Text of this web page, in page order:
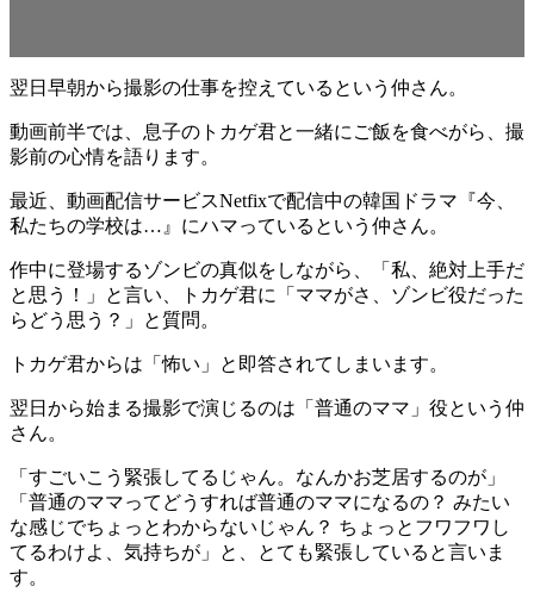
翌日早朝から撮影の仕事を控えているという仲さん。
動画前半では、息子のトカゲ君と一緒にご飯を食べがら、撮
影前の心情を語ります。
最近、動画配信サービスNetfixで配信中の韓国ドラマ『今、
私たちの学校は…』にハマっているという仲さん。
作中に登場するゾンビの真似をしながら、「私、絶対上手だ
と思う！」と言い、トカゲ君に「ママがさ、ゾンビ役だった
らどう思う？」と質問。
トカゲ君からは「怖い」と即答されてしまいます。
翌日から始まる撮影で演じるのは「普通のママ」役という仲
さん。
「すごいこう緊張してるじゃん。なんかお芝居するのが」
「普通のママってどうすれば普通のママになるの？ みたい
な感じでちょっとわからないじゃん？ ちょっとフワフワし
てるわけよ、気持ちが」と、とても緊張していると言いま
す。